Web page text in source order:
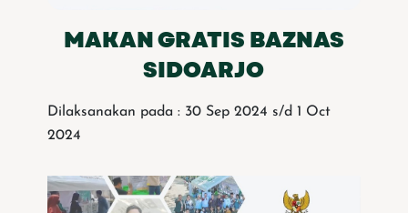
MAKAN GRATIS BAZNAS
SIDOARJO
Dilaksanakan pada : 30 Sep 2024 s/d 1 Oct
2024